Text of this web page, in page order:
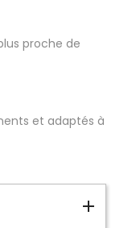
proche de
et adaptés à